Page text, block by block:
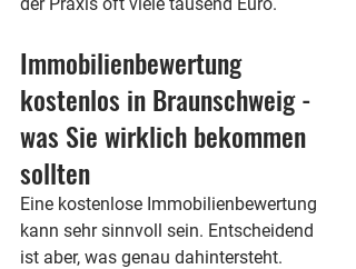
Immobilienbewertung
kostenlos in Braunschweig -
was Sie wirklich bekommen
sollten
Eine kostenlose Immobilienbewertung
kann sehr sinnvoll sein. Entscheidend
ist aber, was genau dahintersteht.